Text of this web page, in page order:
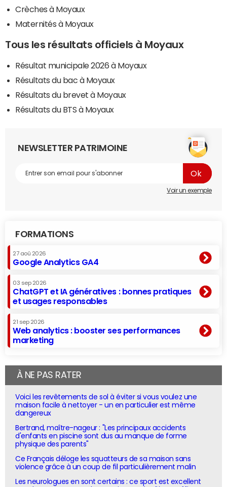
Crèches à Moyaux
Maternités à Moyaux
Tous les résultats officiels à Moyaux
Résultat municipale 2026 à Moyaux
Résultats du bac à Moyaux
Résultats du brevet à Moyaux
Résultats du BTS à Moyaux
NEWSLETTER PATRIMOINE
Voir un exemple
FORMATIONS
27 aoû 2026
Google Analytics GA4
03 sep 2026
ChatGPT et IA génératives : bonnes pratiques
et usages responsables
21 sep 2026
Web analytics : booster ses performances
marketing
À NE PAS RATER
Voici les revêtements de sol à éviter si vous voulez une
maison facile à nettoyer - un en particulier est même
dangereux
Bertrand, maître-nageur : "Les principaux accidents
d'enfants en piscine sont dus au manque de forme
physique des parents"
Ce Français déloge les squatteurs de sa maison sans
violence grâce à un coup de fil particulièrement malin
Les neurologues en sont certains : ce sport est excellent